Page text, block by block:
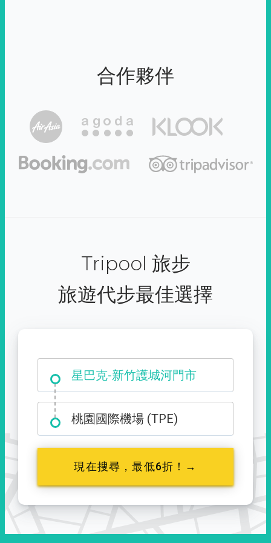
合作夥伴
Tripool 旅步
旅遊代步最佳選擇
星巴克-新竹護城河門市
大霸尖山登山口
桃園國際機場 (TPE)
現在搜尋，最低6折！→